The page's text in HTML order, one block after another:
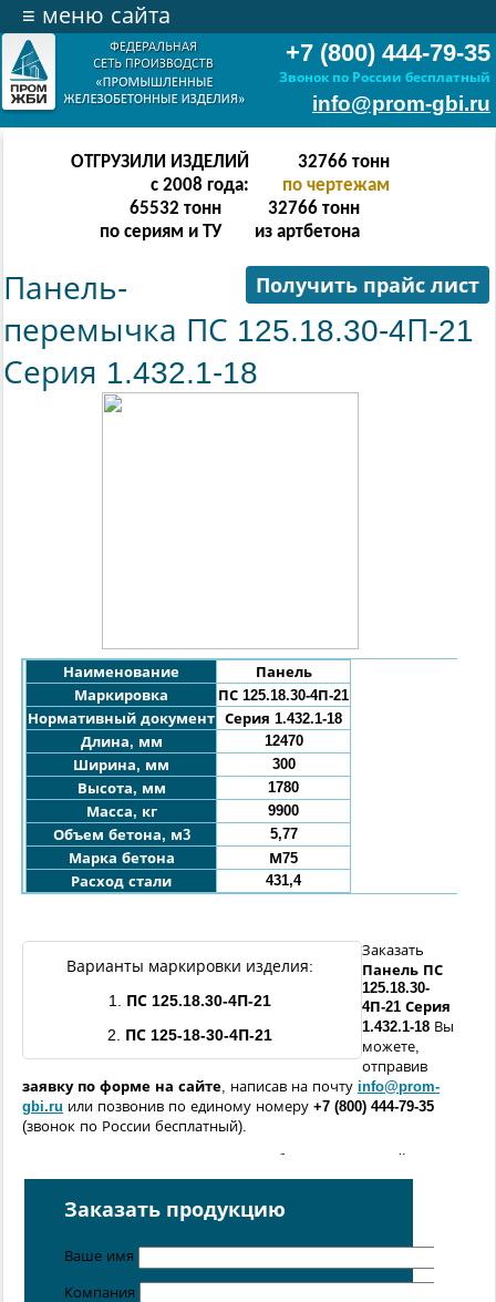
+7 (800) 444-79-35
Звонок по России бесплатный
info@prom-gbi.ru
≡ меню сайта
ОТГРУЗИЛИ ИЗДЕЛИЙ
с 2008 года:
65534тонн
по чертежам
131068 тонн
по сериям и ТУ
65534 тонн
из артбетона
Получить прайс лист
Панель-
перемычка ПС 125.18.30-4П-21
Серия 1.432.1-18
Наименование
Панель
Маркировка
ПС 125.18.30-4П-21
Нормативный документ Серия 1.432.1-18
Длина, мм
12470
Ширина, мм
300
Высота, мм
1780
Масса, кг
9900
Объем бетона, м3
5,77
Марка бетона
М75
Расход стали
431,4
Варианты маркировки изделия:
1. ПС 125.18.30-4П-21
2.
ПС 125-18-30-4П-21
Заказать
Панель ПС
125.18.30-
4П-21 Серия
1.432.1-18 Вы
можете,
отправив
заявку по форме на сайте, написав на почту info@prom-
gbi.ru или позвонив по единому номеру +7 (800) 444-79-35
(звонок по России бесплатный).
Возможно изготовление железобетонных изделий
чертежам заказчика
Поставка осуществляется с производственных площадок,
Хабаровске,Ростове-на-Дону,Екатеринбурге,
Симферополе.
Заказать продукцию
Ваше имя
Компания